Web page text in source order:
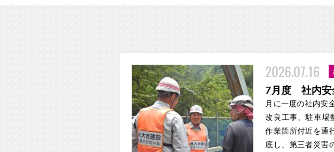
2026.07.16
7月度 社内安
月に一度の社内安
改良工事、駐車場
作業箇所付近を通
底し、第三者災害